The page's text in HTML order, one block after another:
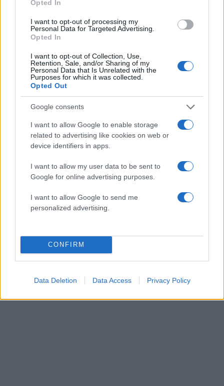
Opted In
I want to opt-out of processing my
Personal Data for Targeted Advertising.
Opted In
I want to opt-out of Collection, Use,
Retention, Sale, and/or Sharing of my
Personal Data that Is Unrelated with the
Purposes for which it was collected.
Opted Out
Google consents
I want to allow Google to enable storage
related to advertising like cookies on web or
device identifiers in apps.
I want to allow my user data to be sent to
Google for online advertising purposes.
I want to allow Google to send me
personalized advertising.
CONFIRM
Data Deletion Data Access Privacy Policy
14:4213.02.17
Πέντε συλλήψεις στη Μεγάλη Πρέσπα για
παράνομο ψάρεμα
17:4221.01.17
μαζεύτηκαν τυχαία
στον Αγιόκαμπο για
ψάρεμα – Έτσι
Ψάρεψαν παράνομα
210 κιλά ψαριών από